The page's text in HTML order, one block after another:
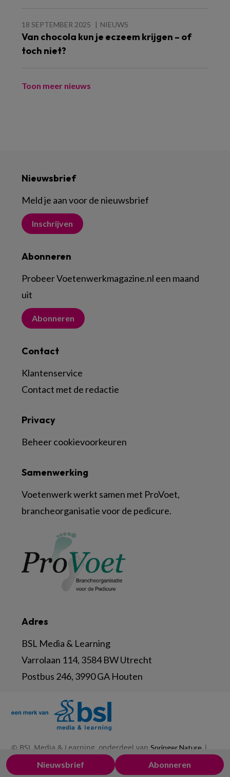
18 SEPTEMBER 2025 NIEUWS
Van chocola kun je eczeem krijgen – of
toch niet?
Toon meer nieuws
Nieuwsbrief
Meld je aan voor de nieuwsbrief
Inschrijven
Abonneren
Probeer Voetenwerkmagazine.nl een maand
uit
Abonneren
Contact
Klantenservice
Contact met de redactie
Adres
BSL Media & Learning
Varrolaan 114, 3584 BW Utrecht
Postbus 246, 3990 GA Houten
Samenwerking
Voetenwerk werkt samen met ProVoet,
brancheorganisatie voor de pedicure.
Privacy
Beheer cookievoorkeuren
© BSL Media & Learning, onderdeel van Springer Nature |
Privacy Statement Disclaimer|Voorwaarden
Nieuwsbrief Abonneren